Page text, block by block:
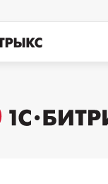
Авторизация
Логин